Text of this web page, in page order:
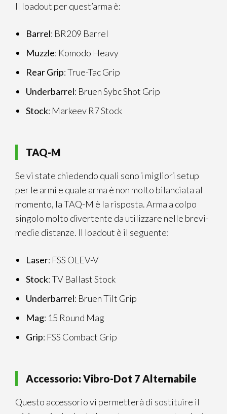
Il loadout per quest’arma è:
Barrel: BR209 Barrel
Muzzle: Komodo Heavy
Rear Grip: True-Tac Grip
Underbarrel: Bruen Sybc Shot Grip
Stock: Markeev R7 Stock
TAQ-M
Se vi state chiedendo quali sono i migliori setup
per le armi e quale arma è non molto bilanciata al
momento, la TAQ-M è la risposta. Arma a colpo
singolo molto divertente da utilizzare nelle brevi-
medie distanze. Il loadout è il seguente:
Laser: FSS OLEV-V
Stock: TV Ballast Stock
Underbarrel: Bruen Tilt Grip
Mag: 15 Round Mag
Grip: FSS Combact Grip
Accessorio: Vibro-Dot 7 Alternabile
Questo accessorio vi permetterà di sostituire il